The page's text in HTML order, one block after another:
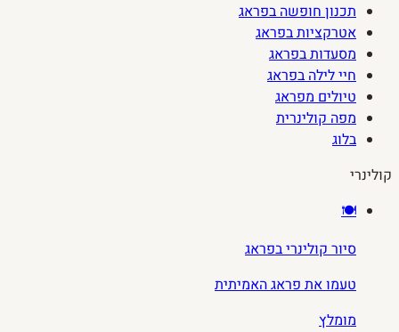
תכנון חופשה בפראג
אטרקציות בפראג
מסעדות בפראג
חיי לילה בפראג
טיולים מפראג
מפה קולינרית
בלוג
קולינרי
🍽️
סיור קולינרי בפראג
טעמו את פראג האמיתית
מומלץ